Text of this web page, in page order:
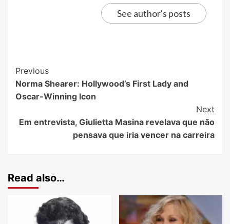
See author's posts
Previous
Norma Shearer: Hollywood’s First Lady and
Oscar-Winning Icon
Next
Em entrevista, Giulietta Masina revelava que não
pensava que iria vencer na carreira
Read also…